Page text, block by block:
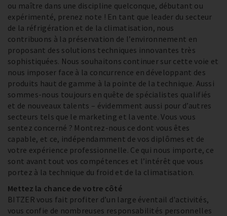
ou maître dans une discipline quelconque, débutant ou
expérimenté, prenez note ! En tant que leader du secteur
de la réfrigération et de la climatisation, nous
contribuons à la préservation de l’environnement en
proposant des solutions techniques innovantes très
sophistiquées. Nous souhaitons continuer sur cette voie et
nous imposer face à la concurrence en développant des
produits haut de gamme à la pointe de la technique. Aussi
sommes-nous toujours en quête de spécialistes qualifiés
et de nouveaux talents – évidemment aussi pour d’autres
secteurs tels que le marketing et la vente. Vous vous
sentez concerné ? Montrez-nous ce dont vous êtes
capable, et ce, indépendamment de vos diplômes et de
votre expérience professionnelle. Ce qui nous importe, ce
sont avant tout vos compétences et l’intérêt que vous
portez à la technique du froid et de la climatisation.
Mettez la chance de votre côté
BITZER vous fait profiter d’un large éventail d'activités,
vous confie de nombreuses responsabilités personnelles